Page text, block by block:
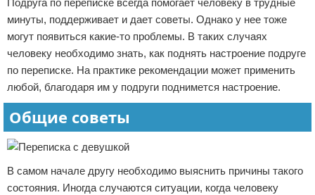
Отказ от ответственности
Подруга по переписке всегда помогает человеку в трудные
минуты, поддерживает и дает советы. Однако у нее тоже
могут появиться какие-то проблемы. В таких случаях
человеку необходимо знать, как поднять настроение подруге
по переписке. На практике рекомендации может применить
любой, благодаря им у подруги поднимется настроение.
Общие советы
В самом начале другу необходимо выяснить причины такого
состояния. Иногда случаются ситуации, когда человеку